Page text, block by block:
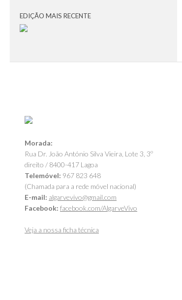
EDIÇÃO MAIS RECENTE
Morada:
Rua Dr. João António Silva Vieira, Lote 3, 3º
direito / 8400-417 Lagoa
Telemóvel: 967 823 648
(Chamada para a rede móvel nacional)
E-mail: algarvevivo@gmail.com
Facebook: facebook.com/AlgarveVivo
Veja a nossa ficha técnica